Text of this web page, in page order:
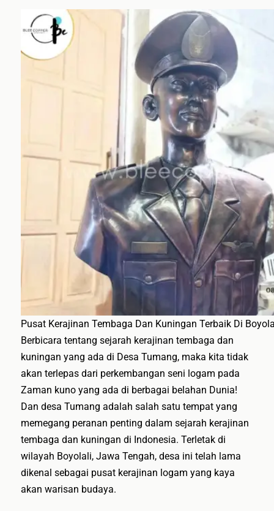
Pusat Kerajinan Tembaga Dan Kuningan Terbaik Di
Berbicara tentang sejarah kerajinan tembaga dan
kuningan yang ada di Desa Tumang, maka kita tidak
akan terlepas dari perkembangan seni logam pada
Zaman kuno yang ada di berbagai belahan Dunia!
Dan desa Tumang adalah salah satu tempat yang
memegang peranan penting dalam sejarah kerajinan
tembaga dan kuningan di Indonesia. Terletak di
wilayah Boyolali, Jawa Tengah, desa ini telah lama
dikenal sebagai pusat kerajinan logam yang kaya
akan warisan budaya.